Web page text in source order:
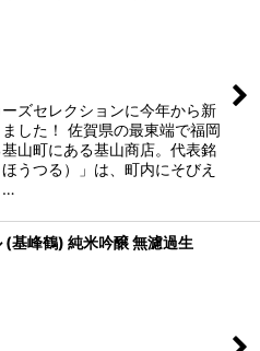
ズセレクションに今年から新
した！ 佐賀県の最東端で福岡
山町にある基山商店。代表銘
うつる）」は、町内にそびえ
…
(基峰鶴) 純米吟醸 無濾過生